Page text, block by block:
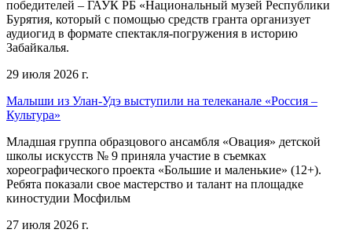
победителей – ГАУК РБ «Национальный музей Республики
Бурятия, который с помощью средств гранта организует
аудиогид в формате спектакля-погружения в историю
Забайкалья.
29 июля 2026 г.
Малыши из Улан-Удэ выступили на телеканале «Россия –
Культура»
Младшая группа образцового ансамбля «Овация» детской
школы искусств № 9 приняла участие в съемках
хореографического проекта «Большие и маленькие» (12+).
Ребята показали свое мастерство и талант на площадке
киностудии Мосфильм
27 июля 2026 г.